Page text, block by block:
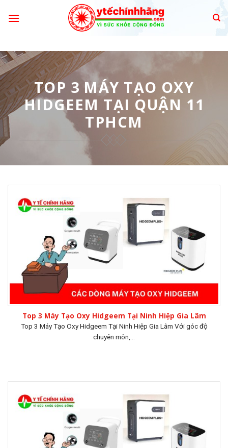
TOP 3 MÁY TẠO OXY
HIDGEEM TẠI QUẬN 11
TPHCM
Top 3 Máy Tạo Oxy Hidgeem Tại Ninh Hiệp Gia Lâm
Top 3 Máy Tạo Oxy Hidgeem Tại Ninh Hiệp Gia Lâm Với góc độ
chuyên môn,...